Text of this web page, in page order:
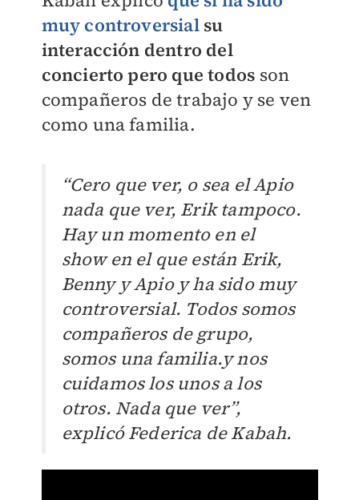
muy controversialsu
interacción dentro del
concierto pero que todos son
compañeros de trabajo y se ven
como una familia.
“Cero que ver, o sea el Apio
nada que ver, Erik tampoco.
Hay un momento en el
show en el que están Erik,
Benny y Apio y ha sido muy
controversial. Todos somos
compañeros de grupo,
somos una familia.y nos
cuidamos los unos a los
otros. Nada que ver”,
explicó Federica de Kabah.